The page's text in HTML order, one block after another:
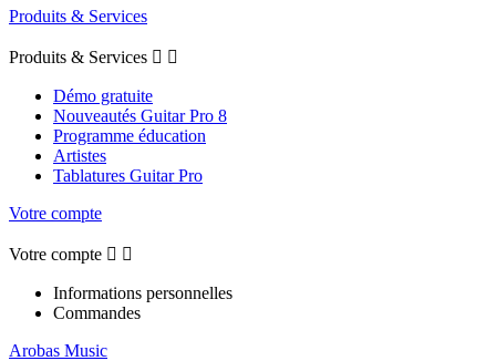
Produits & Services
Produits & Services  
Démo gratuite
Nouveautés Guitar Pro 8
Programme éducation
Artistes
Tablatures Guitar Pro
Votre compte
Votre compte  
Informations personnelles
Commandes
Arobas Music